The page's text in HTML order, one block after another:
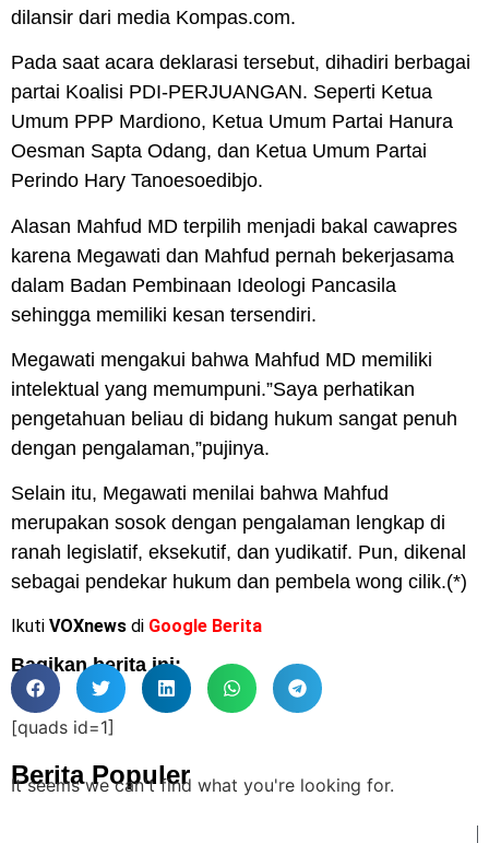
dilansir dari media Kompas.com.
Pada saat acara deklarasi tersebut, dihadiri berbagai
partai Koalisi PDI-PERJUANGAN. Seperti Ketua
Umum PPP Mardiono, Ketua Umum Partai Hanura
Oesman Sapta Odang, dan Ketua Umum Partai
Perindo Hary Tanoesoedibjo.
Alasan Mahfud MD terpilih menjadi bakal cawapres
karena Megawati dan Mahfud pernah bekerjasama
dalam Badan Pembinaan Ideologi Pancasila
sehingga memiliki kesan tersendiri.
Megawati mengakui bahwa Mahfud MD memiliki
intelektual yang memumpuni.”Saya perhatikan
pengetahuan beliau di bidang hukum sangat penuh
dengan pengalaman,”pujinya.
Selain itu, Megawati menilai bahwa Mahfud
merupakan sosok dengan pengalaman lengkap di
ranah legislatif, eksekutif, dan yudikatif. Pun, dikenal
sebagai pendekar hukum dan pembela wong cilik.(*)
Ikuti VOXnews di Google Berita
Bagikan berita ini:
[quads id=1]
Berita Populer
It seems we can't find what you're looking for.